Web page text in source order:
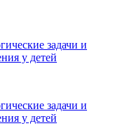
задачи и
у детей
задачи и
у детей